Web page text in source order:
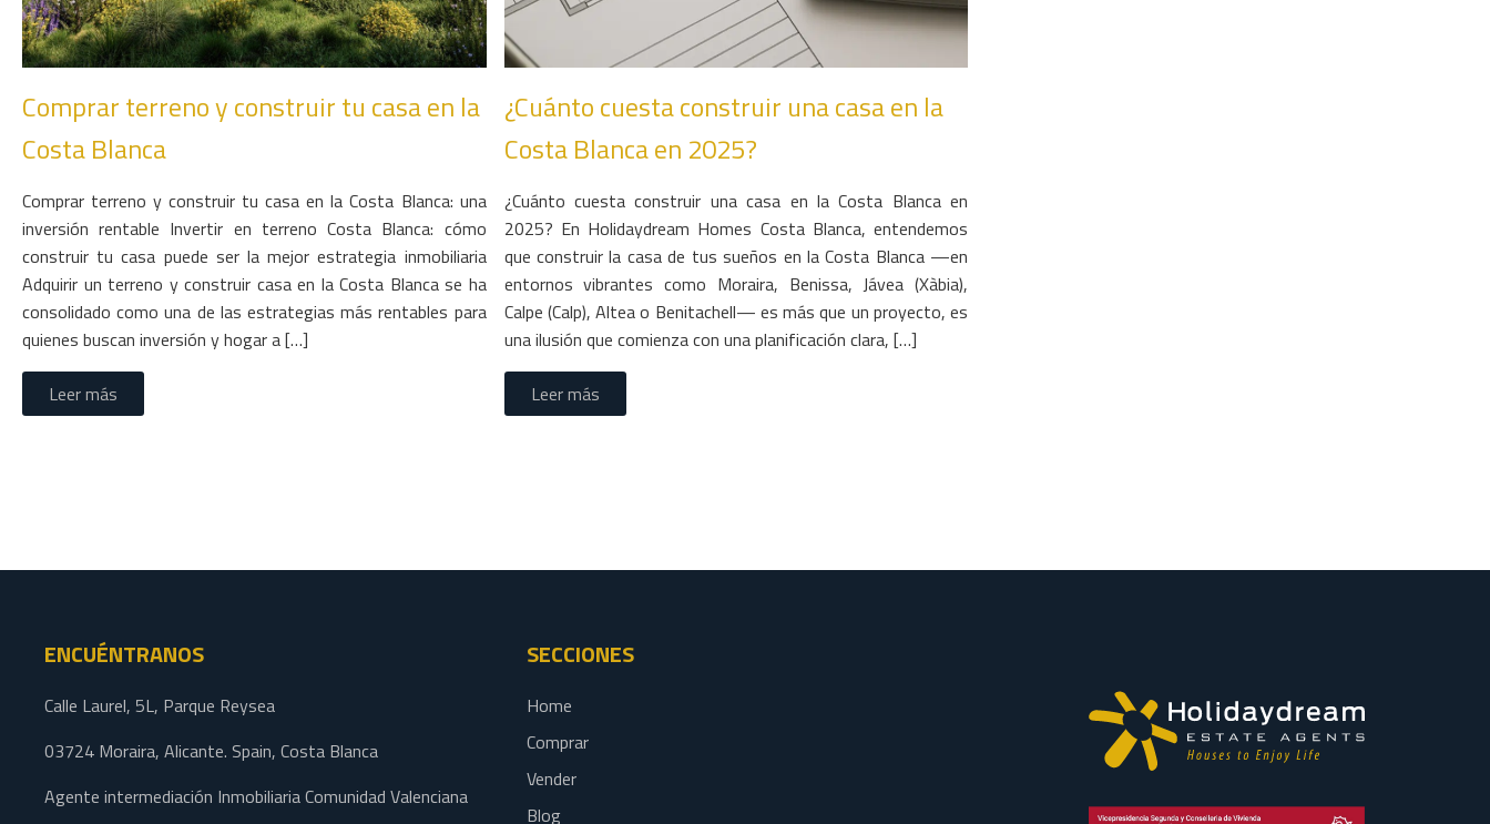
Comprar terreno y construir tu casa en la
Costa Blanca
Comprar terreno y construir tu casa en la Costa Blanca: una
inversión rentable Invertir en terreno Costa Blanca: cómo
construir tu casa puede ser la mejor estrategia inmobiliaria
Adquirir un terreno y construir casa en la Costa Blanca se ha
consolidado como una de las estrategias más rentables para
quienes buscan inversión y hogar a […]
Leer más
¿Cuánto cuesta construir una casa en la
Costa Blanca en 2025?
¿Cuánto cuesta construir una casa en la Costa Blanca en
2025? En Holidaydream Homes Costa Blanca, entendemos
que construir la casa de tus sueños en la Costa Blanca —en
entornos vibrantes como Moraira, Benissa, Jávea (Xàbia),
Calpe (Calp), Altea o Benitachell— es más que un proyecto, es
una ilusión que comienza con una planificación clara, […]
Leer más
ENCUÉNTRANOS
Calle Laurel, 5L, Parque Reysea
03724 Moraira, Alicante. Spain, Costa Blanca
Agente intermediación Inmobiliaria Comunidad Valenciana
SECCIONES
Home
Comprar
Vender
Blog